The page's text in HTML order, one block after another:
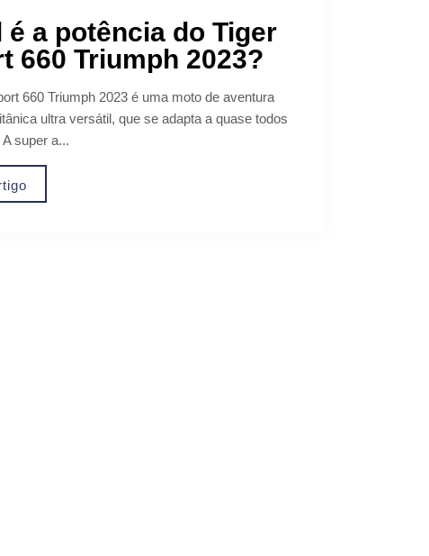
é a potência do Tiger
660 Triumph 2023?
660 Triumph 2023 é uma moto de aventura
ultra versátil, que se adapta a quase todos
super a...